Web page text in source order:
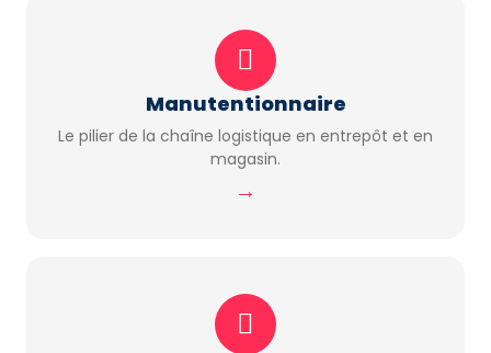
Manutentionnaire
Le pilier de la chaîne logistique en entrepôt et en
magasin.
→